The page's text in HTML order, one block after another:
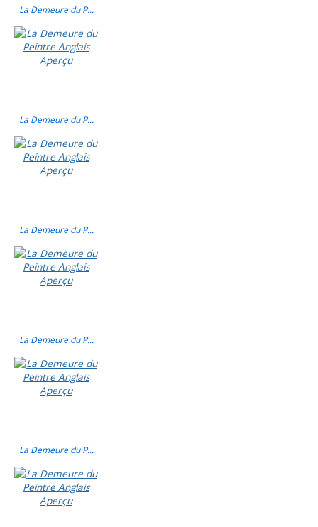
La Demeure du P...
La Demeure du P...
La Demeure du P...
La Demeure du P...
La Demeure du P...